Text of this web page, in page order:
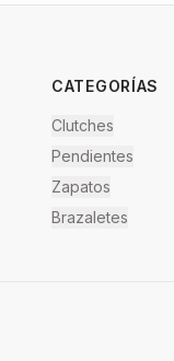
CATEGORÍAS
Clutches
Pendientes
Zapatos
Brazaletes